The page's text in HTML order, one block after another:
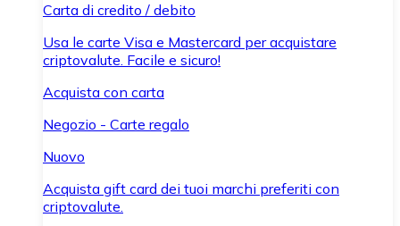
Carta di credito / debito
Usa le carte Visa e Mastercard per acquistare
criptovalute. Facile e sicuro!
Acquista con carta
Negozio - Carte regalo
Nuovo
Acquista gift card dei tuoi marchi preferiti con
criptovalute.